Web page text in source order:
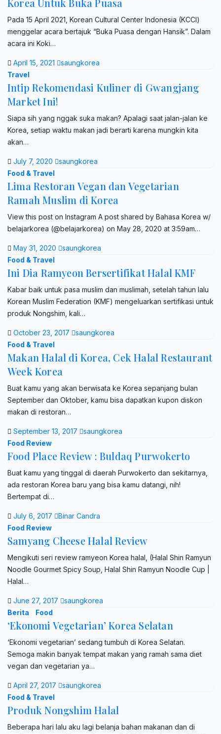
Korea Untuk Buka Puasa
Pada 15 April 2021, Korean Cultural Center Indonesia (KCCI)
menggelar acara bertajuk “Buka Puasa dengan Hansik”. Dalam
acara ini Koki…
April 15, 2021
saungkorea
Travel
Intip Rekomendasi Kuliner di Gwangjang
Market Ini!
Siapa sih yang nggak suka makan? Apalagi saat jalan-jalan ke
Korea, setiap waktu makan jadi berarti karena mungkin kita
akan…
July 7, 2020
saungkorea
Food & Travel
Lima Restoran Vegan dan Vegetarian
Ramah Muslim di Korea
View this post on Instagram A post shared by Bahasa Korea w/
belajarkorea (@belajarkorea) on May 28, 2020 at 3:59am…
May 31, 2020
saungkorea
Food & Travel
Ini Dia Ramyeon Bersertifikat Halal KMF
Kabar baik untuk pasa muslim dan muslimah, setelah tahun lalu
Korean Muslim Federation (KMF) mengeluarkan sertifikasi untuk
produk Nongshim, kali…
October 23, 2017
saungkorea
Food & Travel
Makan Halal di Korea, Cek Halal Restaurant
Week Korea
Buat kamu yang akan berwisata ke Korea sepanjang bulan
September dan Oktober, kamu bisa dapatkan kupon diskon
makan di restoran…
September 13, 2017
saungkorea
Food Review
Food Place Review : Buldaq Purwokerto
Buat kamu yang tinggal di daerah Purwokerto dan sekitarnya,
ada restoran Korea baru yang bisa kamu datangi, nih!
Bertempat di…
July 6, 2017
Binar Candra
Food Review
Samyang Cheese Halal Review
Mengikuti seri review ramyeon Korea halal, (Halal Shin Ramyun
Noodle Gourmet Spicy Soup, Halal Shin Ramyun Noodle Cup |
Halal…
June 27, 2017
saungkorea
Berita
Food
‘Ekonomi Vegetarian’ Korea Selatan
‘Ekonomi vegetarian’ sedang tumbuh di Korea Selatan.
Semoga makin banyak tempat makan yang ramah sama diet
vegan dan vegetarian ya…
April 27, 2017
saungkorea
Food & Travel
Produk Nongshim Halal
Beberapa hari lalu aku lagi belanja bahan makanan dan di